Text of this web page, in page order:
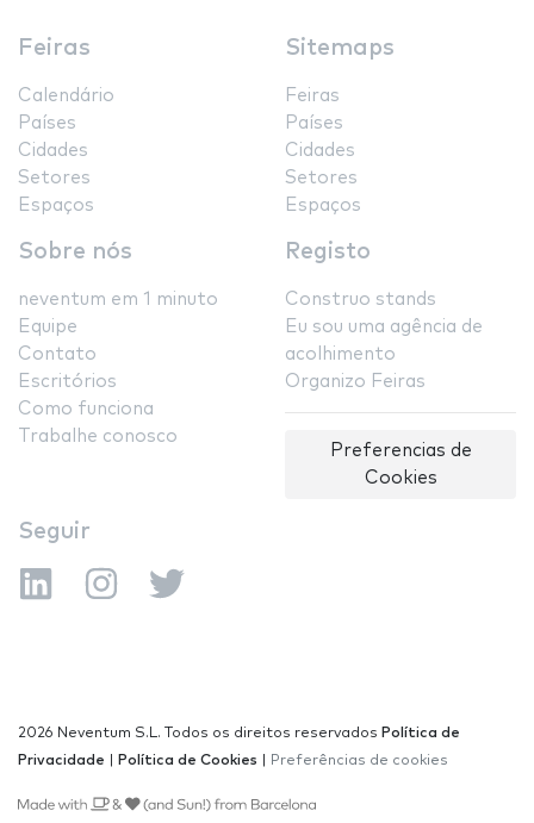
Feiras
Calendário
Países
Cidades
Setores
Espaços
Sitemaps
Feiras
Países
Cidades
Setores
Espaços
Sobre nós
neventum em 1 minuto
Equipe
Contato
Escritórios
Como funciona
Trabalhe conosco
Registo
Construo stands
Eu sou uma agência de
acolhimento
Organizo Feiras
Preferencias de
Cookies
Seguir
2026 Neventum S.L. Todos os direitos reservados Política de
Privacidade
Política de Cookies Preferências de cookies